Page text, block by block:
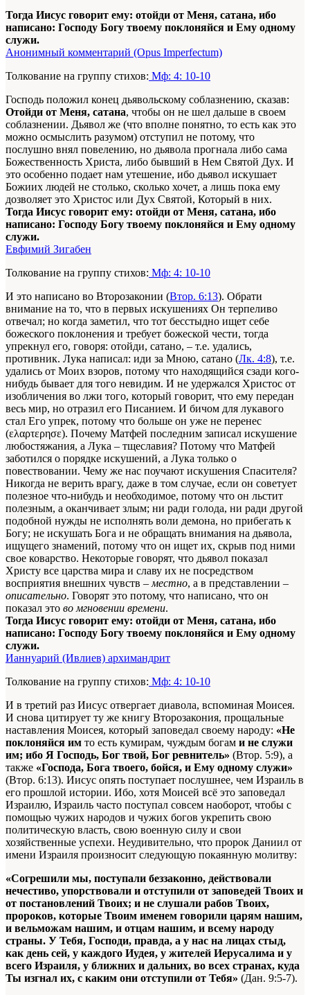
Тогда Иисус говорит ему: отойди от Меня, сатана, ибо
написано: Господу Богу твоему поклоняйся и Ему одному
служи.
Анонимный комментарий (Opus Imperfectum)
Толкование на группу стихов: Мф: 4: 10-10
Господь положил конец дьявольскому соблазнению, сказав:
Отойди от Меня, сатана, чтобы он не шел дальше в своем
соблазнении. Дьявол же (что вполне понятно, то есть как это
можно осмыслить разумом) отступил не потому, что
послушно внял повелению, но дьявола прогнала либо сама
Божественность Христа, либо бывший в Нем Святой Дух. И
это особенно подает нам утешение, ибо дьявол искушает
Божиих людей не столько, сколько хочет, а лишь пока ему
дозволяет это Христос или Дух Святой, Который в них.
Тогда Иисус говорит ему: отойди от Меня, сатана, ибо
написано: Господу Богу твоему поклоняйся и Ему одному
служи.
Евфимий Зигабен
Толкование на группу стихов: Мф: 4: 10-10
И это написано во Второзаконии (Втор. 6:13). Обрати
внимание на то, что в первых искушениях Он терпеливо
отвечал; но когда заметил, что тот бесстыдно ищет себе
божеского поклонения и требует божеской чести, тогда
упрекнул его, говоря: отойди, сатано, – т.е. удались,
противник. Лука написал: иди за Мною, сатано (Лк. 4:8), т.е.
удались от Моих взоров, потому что находящийся сзади кого-
нибудь бывает для того невидим. И не удержался Христос от
изобличения во лжи того, который говорит, что ему передан
весь мир, но отразил его Писанием. И бичом для лукавого
стал Его упрек, потому что больше он уже не перенес
(ελαρτερησε). Почему Матфей последним записал искушение
любостяжания, а Лука – тщеславия? Потому что Матфей
заботился о порядке искушений, а Лука только о
повествовании. Чему же нас поучают искушения Спасителя?
Никогда не верить врагу, даже в том случае, если он советует
полезное что-нибудь и необходимое, потому что он льстит
полезным, а оканчивает злым; ни ради голода, ни ради другой
подобной нужды не исполнять воли демона, но прибегать к
Богу; не искушать Бога и не обращать внимания на дьявола,
ищущего знамений, потому что он ищет их, скрыв под ними
свое коварство. Некоторые говорят, что дьявол показал
Христу все царства мира и славу их не посредством
восприятия внешних чувств – местно, а в представлении –
описательно. Говорят это потому, что написано, что он
показал это во мгновении времени.
Тогда Иисус говорит ему: отойди от Меня, сатана, ибо
написано: Господу Богу твоему поклоняйся и Ему одному
служи.
Ианнуарий (Ивлиев) архимандрит
Толкование на группу стихов: Мф: 4: 10-10
И в третий раз Иисус отвергает диавола, вспоминая Моисея.
И снова цитирует ту же книгу Второзакония, прощальные
наставления Моисея, который заповедал своему народу: «Не
поклоняйся им то есть кумирам, чуждым богам и не служи
им; ибо Я Господь, Бог твой, Бог ревнитель» (Втор. 5:9), а
также «Господа, Бога твоего, бойся, и Ему одному служи»
(Втор. 6:13). Иисус опять поступает послушнее, чем Израиль в
его прошлой истории. Ибо, хотя Моисей всё это заповедал
Израилю, Израиль часто поступал совсем наоборот, чтобы с
помощью чужих народов и чужих богов укрепить свою
политическую власть, свою военную силу и свои
хозяйственные успехи. Неудивительно, что пророк Даниил от
имени Израиля произносит следующую покаянную молитву:
«Согрешили мы, поступали беззаконно, действовали
нечестиво, упорствовали и отступили от заповедей Твоих и
от постановлений Твоих; и не слушали рабов Твоих,
пророков, которые Твоим именем говорили царям нашим,
и вельможам нашим, и отцам нашим, и всему народу
страны. У Тебя, Господи, правда, а у нас на лицах стыд,
как день сей, у каждого Иудея, у жителей Иерусалима и у
всего Израиля, у ближних и дальних, во всех странах, куда
Ты изгнал их, с каким они отступили от Тебя» (Дан. 9:5-7).